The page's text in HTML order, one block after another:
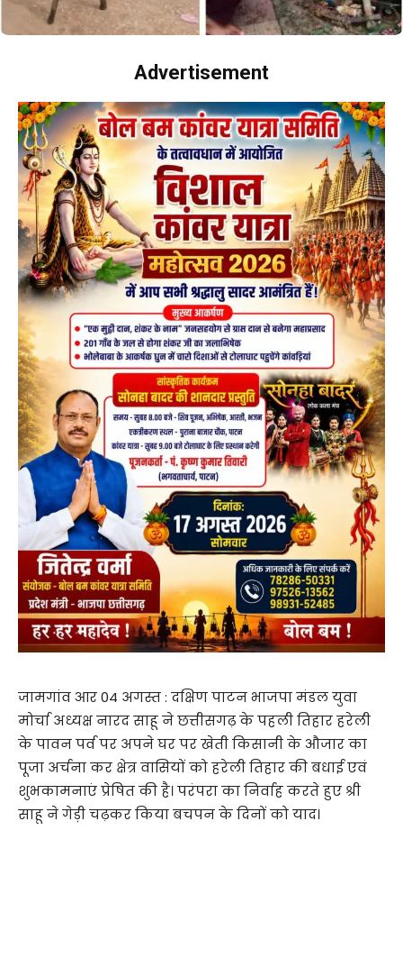
Advertisement
जामगांव आर 04 अगस्त : दक्षिण पाटन भाजपा मंडल युवा
मोर्चा अध्यक्ष नारद साहू ने छत्तीसगढ़ के पहली तिहार हरेली
के पावन पर्व पर अपने घर पर खेती किसानी के औजार का
पूजा अर्चना कर क्षेत्र वासियों को हरेली तिहार की बधाई एवं
शुभकामनाएं प्रेषित की है। परंपरा का निर्वाह करते हुए श्री
साहू ने गेड़ी चढ़कर किया बचपन के दिनों को याद।